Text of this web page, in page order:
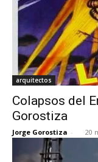
arquitectos
Colapsos del
Gorostiza
Jorge Gorostiza - 20